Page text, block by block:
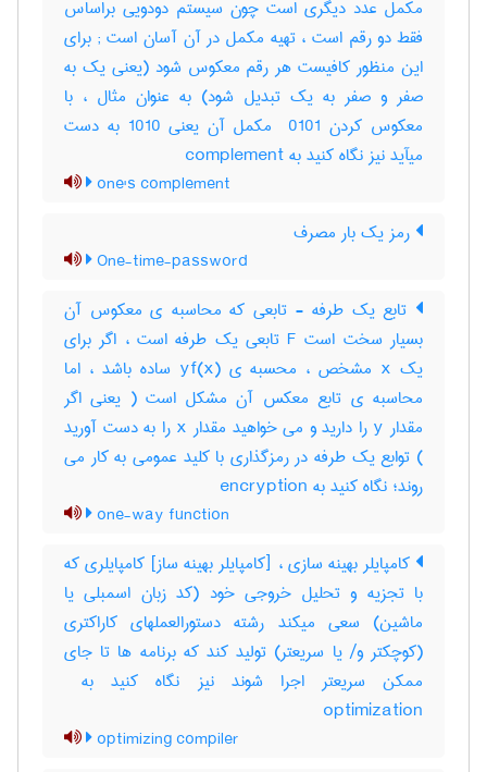
مکمل عدد دیگری است چون سیستم دودویی براساس
فقط دو رقم است ، تهیه مکمل در آن آسان است‎ ; برای
این منظور کافیست هر رقم معکوس شود (یعنی یک به
صفر و صفر به یک تبدیل شود) به عنوان مثال ، با
معکوس کردن ‎ 0101 مکمل آن یعنی ‎1010 به دست
میآید نیز نگاه کنید به ‎ complement
one's complement
رمز یک بار مصرف
One-time-password
تابع یک طرفه - تابعی که محاسبه ی معکوس آن
بسیار سخت است F تابعی یک طرفه است ، اگر برای
یک x مشخص ، محسبه ی yf(x) ساده باشد ، اما
محاسبه ی تابع معکس آن مشکل است ( یعنی اگر
مقدار y را دارید و می خواهید مقدار x را به دست آورید
) توابع یک طرفه در رمزگذاری با کلید عمومی به کار می
روند؛ نگاه کنید به encryption
one-way function
کامپایلر بهینه سازی ، [کامپایلر بهینه ساز] کامپایلری که
با تجزیه و تحلیل خروجی خود (کد زبان اسمبلی یا
ماشین) سعی میکند رشته دستورالعملهای کاراکتری
(کوچکتر و‎/ یا سریعتر) تولید کند که برنامه ها تا جای
optimization
optimizing compiler